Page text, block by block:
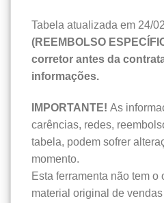
Tabela atualizada em 24/
(REEMBOLSO
corretor antes da
informações.
IMPORTANTE! As
carências, redes,
tabela, podem sofrer
momento.
Esta ferramenta não tem
material original de